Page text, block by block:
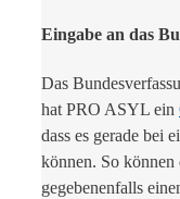
Eingabe an das
Das
hat PRO ASYL ein
dass es gerade bei
können. So
gegebenenfalls